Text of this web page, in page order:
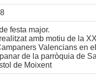
festa major.
amb motiu de la
Valencians en el
de la parròquia de
de Moixent